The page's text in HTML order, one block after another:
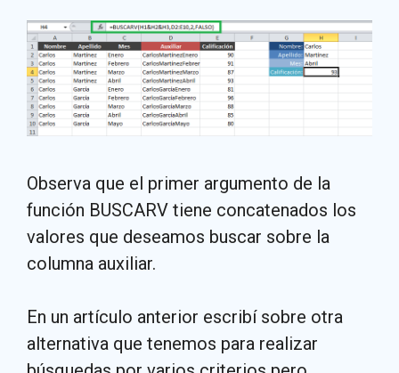
Observa que el primer argumento de la
función BUSCARV tiene concatenados los
valores que deseamos buscar sobre la
columna auxiliar.
En un artículo anterior escribí sobre otra
alternativa que tenemos para realizar